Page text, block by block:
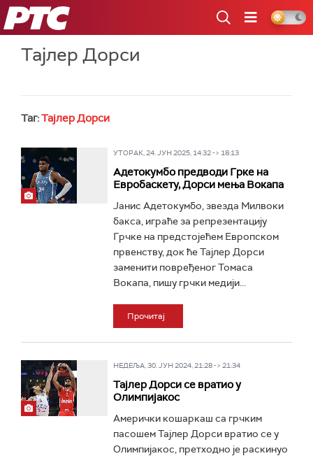
РТС
Тајлер Дорси
Таг:Тајлер Дорси
УТОРАК, 24. ЈУН 2025, 14:32 -> 18:13
Адетокумбо предводи Грке на
Евробаскету, Дорси мења Вокапа
Јанис Адетокумбо, звезда Милвоки
бакса, играће за репрезентацију
Грчке на предстојећем Европском
првенству, док ће Тајлер Дорси
заменити повређеног Томаса
Вокапа, пишу грчки медији...
Прочитај
НЕДЕЉА, 30. ЈУН 2024, 21:28 -> 21:34
Тајлер Дорси се вратио у
Олимпијакос
Амерички кошаркаш са грчким
пасошем Тајлер Дорси вратио се у
Олимпијакос, претходно је раскинуо